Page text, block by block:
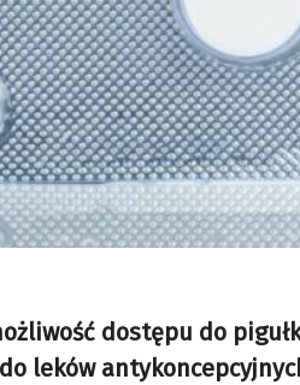
dostępu do
leków